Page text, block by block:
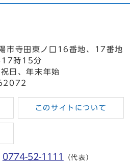
寺田東ノ口16番地、17番地
時15分
日、年末年始
このサイトについて
0774-52-1111 （代表）